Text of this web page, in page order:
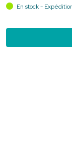
En stock -